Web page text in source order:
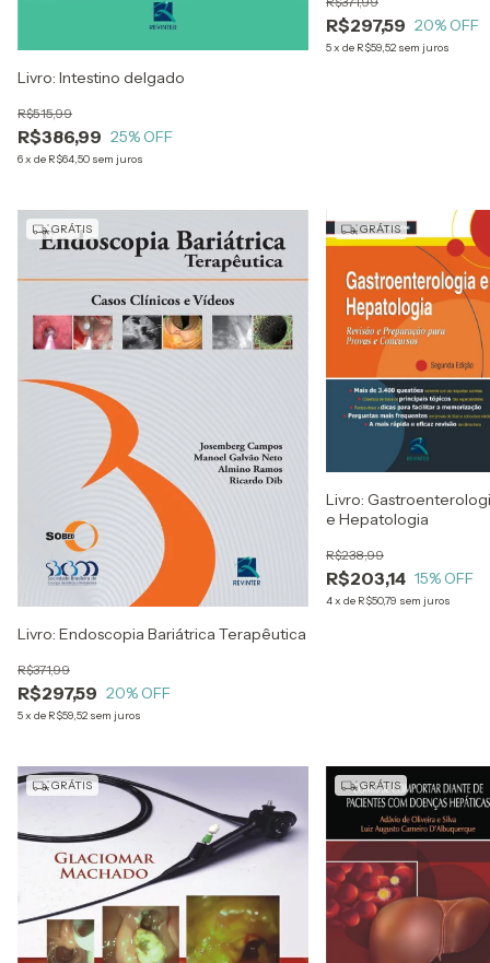
Livro: Intestino delgado
R$386,99
R$515,99
25% OFF
6x de R$64,50 sem juros
R$297,59 20% OFF
5x de R$59,52 sem juros
GRÁTIS
Livro: Endoscopia Bariátrica Terapêutica
R$297,59
R$371,99
20% OFF
5x de R$59,52 sem juros
GRÁTIS
Livro:
e Hepatologia
R$203,14
R$238,99
15% OFF
4x de R$50,79 sem juros
GRÁTIS GRÁTIS